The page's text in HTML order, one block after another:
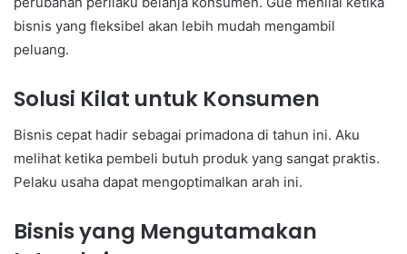
bisnis yang fleksibel akan lebih mudah mengambil
peluang.
Solusi Kilat untuk Konsumen
Bisnis cepat hadir sebagai primadona di tahun ini. Aku
melihat ketika pembeli butuh produk yang sangat praktis.
Pelaku usaha dapat mengoptimalkan arah ini.
Bisnis yang Mengutamakan